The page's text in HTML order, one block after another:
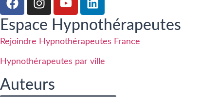
Espace Hypnothérapeutes
Rejoindre Hypnothérapeutes France
Hypnothérapeutes par ville
Auteurs